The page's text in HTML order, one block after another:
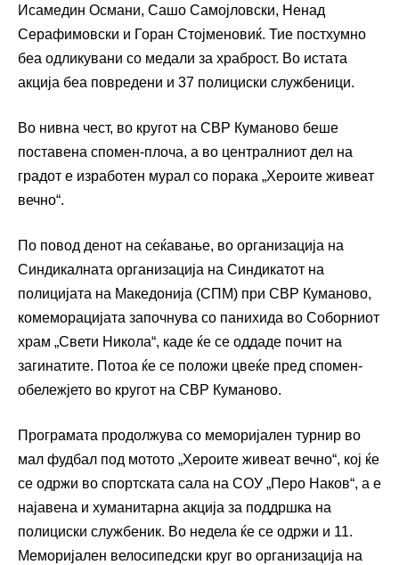
Исамедин Османи, Сашо Самојловски, Ненад
Серафимовски и Горан Стојменовиќ. Тие постхумно
беа одликувани со медали за храброст. Во истата
акција беа повредени и 37 полициски службеници.
Во нивна чест, во кругот на СВР Куманово беше
поставена спомен-плоча, а во централниот дел на
градот е изработен мурал со порака „Хероите живеат
вечно“.
По повод денот на сеќавање, во организација на
Синдикалната организација на Синдикатот на
полицијата на Македонија (СПМ) при СВР Куманово,
комеморацијата започнува со панихида во Соборниот
храм „Свети Никола“, каде ќе се оддаде почит на
загинатите. Потоа ќе се положи цвеќе пред спомен-
обележјето во кругот на СВР Куманово.
Програмата продолжува со меморијален турнир во
мал фудбал под мотото „Хероите живеат вечно“, кој ќе
се одржи во спортската сала на СОУ „Перо Наков“, а е
најавена и хуманитарна акција за поддршка на
полициски службеник. Во недела ќе се одржи и 11.
Меморијален велосипедски круг во организација на